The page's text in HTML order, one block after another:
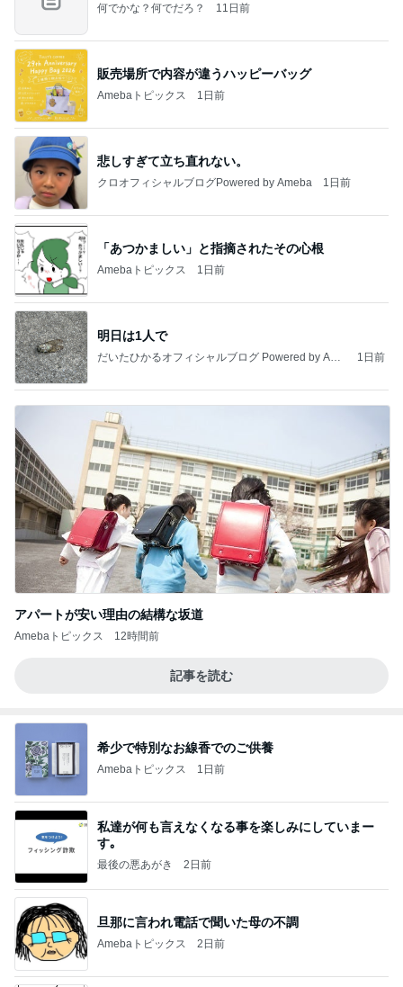
何でかな？何でだろ？ 11日前
販売場所で内容が違うハッピーバッグ
Amebaトピックス 1日前
悲しすぎて立ち直れない。
クロオフィシャルブログPowered by Ameba 1日前
「あつかましい」と指摘されたその心根
Amebaトピックス 1日前
明日は1人で
だいたひかるオフィシャルブログ Powered by Ame
1日前
アパートが安い理由の結構な坂道
Amebaトピックス 12時間前
記事を読む
希少で特別なお線香でのご供養
Amebaトピックス 1日前
私達が何も言えなくなる事を楽しみにしていまー
す｡
最後の悪あがき 2日前
旦那に言われ電話で聞いた母の不調
Amebaトピックス 2日前